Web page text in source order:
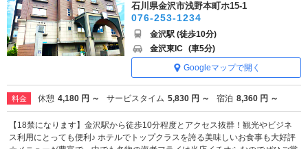
石川県金沢市浅野本町ホ15-1
076-253-1234
金沢駅 (徒歩10分)
金沢東IC (車5分)
Googleマップで開く
料金 休憩 4,180 円 ～ サービスタイム 5,830 円 ～ 宿泊 8,360 円 ～
【18禁になります】金沢駅から徒歩10分程度とアクセス抜群！観光やビジネ
ス利用にとっても便利♪ ホテルでトップクラスを誇る美味しいお食事も大好評